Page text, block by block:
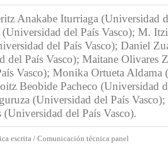
Anakabe Iturriaga (Universidad
del País Vasco); M.
del País Vasco); Daniel
del País Vasco); Maitane Olivares
Vasco); Monika Ortueta Aldama
Beobide Pacheco (Universidad
(Universidad del País Vasco);
(Universidad del País Vasco).
escrita / Comunicación técnica panel